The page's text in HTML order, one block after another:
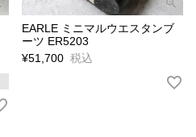
EARLE ミニマルウエスタンブ
ーツ ER5203
¥51,700 税込